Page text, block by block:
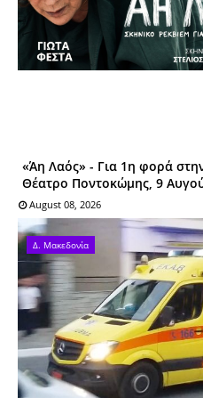
«Άη Λαός» - Για 1η φορά
Θέατρο Ποντοκώμης, 9
August 08, 2026
Δ. Μακεδονία